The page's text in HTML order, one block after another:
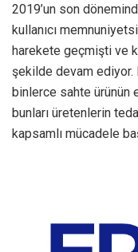
2019’un son
kullanıcı
harekete geçmişti ve
şekilde devam ediyor.
binlerce sahte
bunları üretenlerin
kapsamlı mücadele